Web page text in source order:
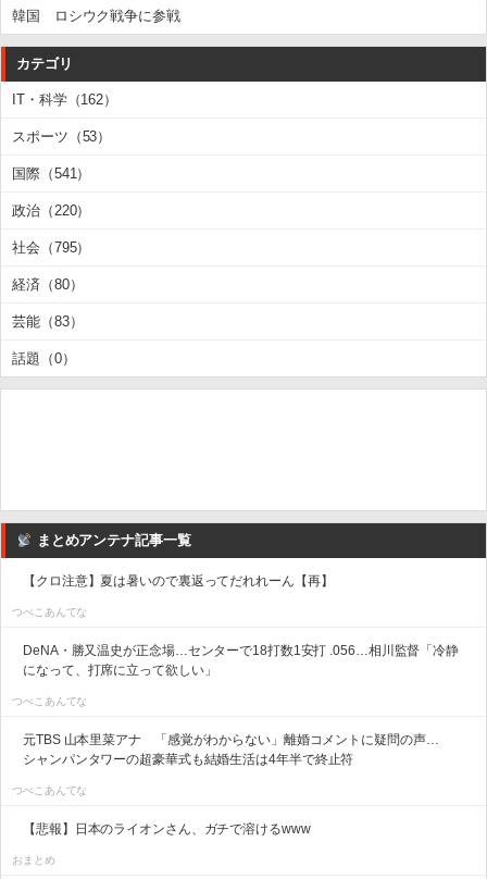
韓国 ロシウク戦争に参戦
カテゴリ
IT・科学（162）
スポーツ（53）
国際（541）
政治（220）
社会（795）
経済（80）
芸能（83）
話題（0）
まとめアンテナ記事一覧
【クロ注意】夏は暑いので裏返ってだれれーん【再】
つべこあんてな
DeNA・勝又温史が正念場…センターで18打数1安打 .056…相川監督「冷静
になって、打席に立って欲しい」
つべこあんてな
元TBS 山本里菜アナ 「感覚がわからない」離婚コメントに疑問の声…
シャンパンタワーの超豪華式も結婚生活は4年半で終止符
つべこあんてな
【悲報】日本のライオンさん、ガチで溶けるwww
おまとめ